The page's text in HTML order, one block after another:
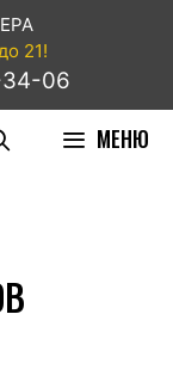
21!
06
МЕНЮ